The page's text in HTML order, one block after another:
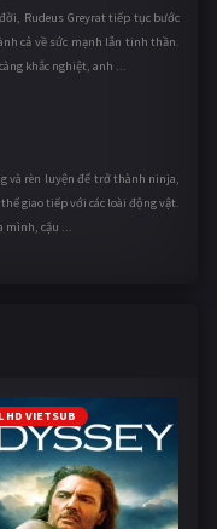
Rudeus Greyrat tiếp tục bước
cả về sức mạnh lẫn tinh thần.
khắc nghiệt, anh ...
và rèn luyện để trở thành ninja,
giao tiếp với các loài động vật.
mình, cậu ...
HD VIETSUB